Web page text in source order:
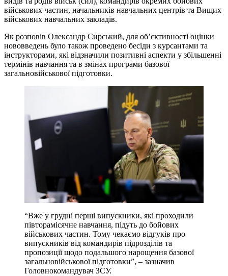
військових частин, начальників навчальних центрів та Вищих
військових навчальних закладів.
Як розповів Олександр Сирський, для об’єктивності оцінки
нововведень було також проведено бесіди з курсантами та
інструкторами, які відзначили позитивні аспекти у збільшенні
термінів навчання та в змінах програми базової
загальновійськової підготовки.
“Вже у грудні перші випускники, які проходили
півторамісячне навчання, підуть до бойових
військових частин. Тому чекаємо відгуків про
випускників від командирів підрозділів та
пропозиції щодо подальшого нарощення базової
загальновійськової підготовки”, – зазначив
Головнокомандувач ЗСУ.